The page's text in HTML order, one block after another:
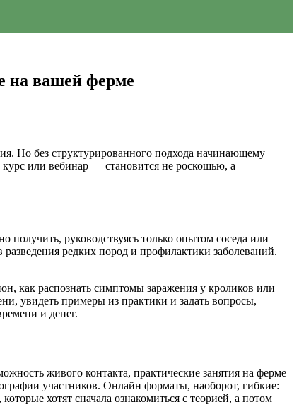
на вашей ферме
Но без структурированного подхода начинающему
или вебинар — становится не роскошью, а
получить, руководствуясь только опытом соседа или
редких пород и профилактики заболеваний.
как распознать симптомы заражения у кроликов или
увидеть примеры из практики и задать вопросы,
и денег.
живого контакта, практические занятия на ферме
участников. Онлайн форматы, наоборот, гибкие:
хотят сначала ознакомиться с теорией, а потом